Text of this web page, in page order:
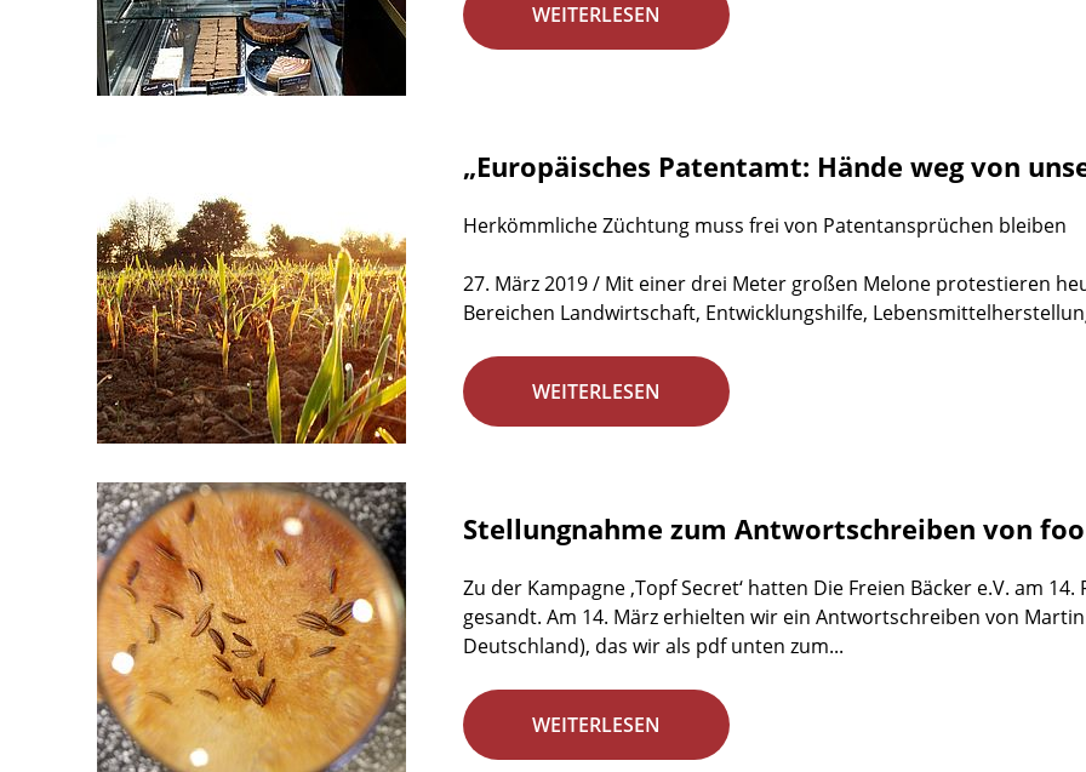
WEITERLESEN
„Europäisches Patentamt: Hände weg von
Herkömmliche Züchtung muss frei von Patentansprüchen bleiben
27. März 2019 / Mit einer drei Meter großen Melone protestieren
Bereichen Landwirtschaft, Entwicklungshilfe,
WEITERLESEN
Stellungnahme zum Antwortschreiben von
Zu der Kampagne ‚Topf Secret‘ hatten Die Freien Bäcker e.V. am
gesandt. Am 14. März erhielten wir ein Antwortschreiben von
Deutschland), das wir als pdf unten zum...
WEITERLESEN